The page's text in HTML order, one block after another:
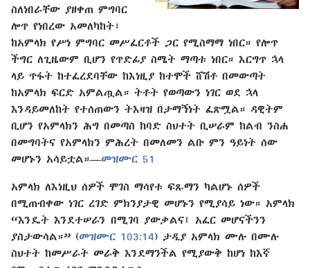
ስለነበራቸው ያዘቀጠ ምግባር
ሎጥ የነበረው አመለካከት፣
ከአምላክ የሥነ ምግባር መሥፈርቶች ጋር የሚስማማ ነበር። የሎጥ
ችግር ለጊዜውም ቢሆን የጥድፊያ ስሜት ማጣቱ ነበር። እርግጥ ኋላ
ላይ ጥፋት ከተፈረደባቸው ከእነዚያ ከተሞች ሸሽቶ በመውጣት
ከአምላክ ፍርድ አምልጧል። ትቶት የወጣውን ነገር ወደ ኋላ
እንዳይመለከት የተሰጠውን ትእዛዝ በታማኝነት ፈጽሟል። ዳዊትም
ቢሆን የአምላክን ሕግ በመጣስ ከባድ ስህተት ቢሠራም ከልብ ንስሐ
በመግባትና የአምላክን ምሕረት በመለመን ልቡ ምን ዓይነት ሰው
መሆኑን አሳይቷል።—መዝሙር 51
አምላክ ለእነዚህ ሰዎች ሞገስ ማሳየቱ ፍጹማን ካልሆኑ ሰዎች
በሚጠብቀው ነገር ረገድ ምክንያታዊ መሆኑን የሚያሳይ ነው። አምላክ
“እንዴት እንደተሠራን በሚገባ ያውቃልና፤ አፈር መሆናችንን
ያስታውሳል።” (መዝሙር 103:14) ታዲያ አምላክ ሙሉ በሙሉ
ስህተት ከመሥራት መራቅ እንደማንችል የሚያውቅ ከሆነ ከእኛ